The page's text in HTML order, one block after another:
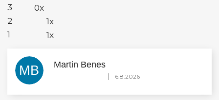
3
0x
2
1x
1
1x
MB Martin Benes
Hodnocení obchodu je 5 z 5 hvězdiček.
| 6.8.2026